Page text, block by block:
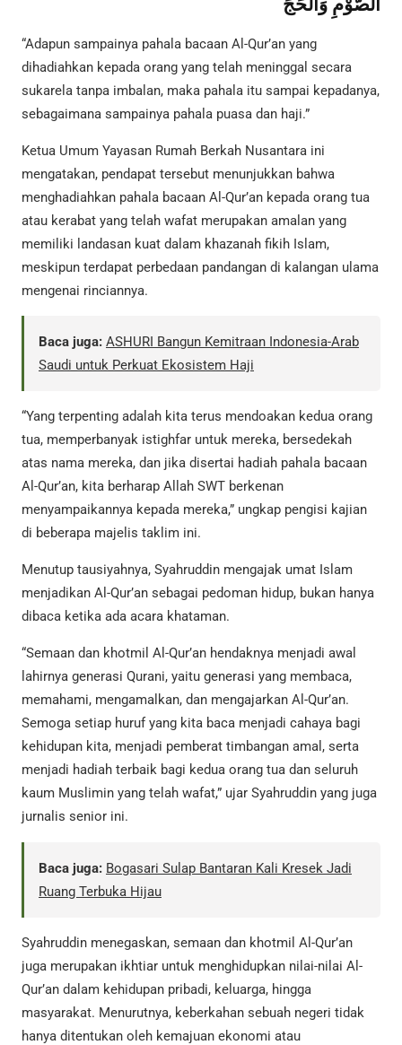
“Adapun sampainya pahala bacaan Al-Qur’an yang
dihadiahkan kepada orang yang telah meninggal secara
sukarela tanpa imbalan, maka pahala itu sampai kepadanya,
sebagaimana sampainya pahala puasa dan haji.”
Ketua Umum Yayasan Rumah Berkah Nusantara ini
mengatakan, pendapat tersebut menunjukkan bahwa
menghadiahkan pahala bacaan Al-Qur’an kepada orang tua
atau kerabat yang telah wafat merupakan amalan yang
memiliki landasan kuat dalam khazanah fikih Islam,
meskipun terdapat perbedaan pandangan di kalangan ulama
mengenai rinciannya.
Baca juga: ASHURI Bangun Kemitraan Indonesia-Arab
Saudi untuk Perkuat Ekosistem Haji
“Yang terpenting adalah kita terus mendoakan kedua orang
tua, memperbanyak istighfar untuk mereka, bersedekah
atas nama mereka, dan jika disertai hadiah pahala bacaan
Al-Qur’an, kita berharap Allah SWT berkenan
menyampaikannya kepada mereka,” ungkap pengisi kajian
di beberapa majelis taklim ini.
Menutup tausiyahnya, Syahruddin mengajak umat Islam
menjadikan Al-Qur’an sebagai pedoman hidup, bukan hanya
dibaca ketika ada acara khataman.
“Semaan dan khotmil Al-Qur’an hendaknya menjadi awal
lahirnya generasi Qurani, yaitu generasi yang membaca,
memahami, mengamalkan, dan mengajarkan Al-Qur’an.
Semoga setiap huruf yang kita baca menjadi cahaya bagi
kehidupan kita, menjadi pemberat timbangan amal, serta
menjadi hadiah terbaik bagi kedua orang tua dan seluruh
kaum Muslimin yang telah wafat,” ujar Syahruddin yang juga
jurnalis senior ini.
Baca juga: Bogasari Sulap Bantaran Kali Kresek Jadi
Ruang Terbuka Hijau
Syahruddin menegaskan, semaan dan khotmil Al-Qur’an
juga merupakan ikhtiar untuk menghidupkan nilai-nilai Al-
Qur’an dalam kehidupan pribadi, keluarga, hingga
masyarakat. Menurutnya, keberkahan sebuah negeri tidak
hanya ditentukan oleh kemajuan ekonomi atau